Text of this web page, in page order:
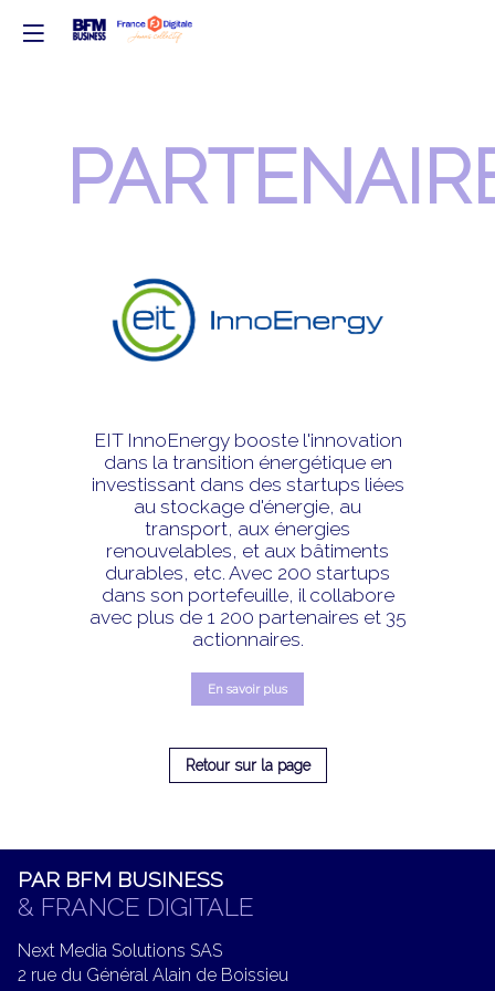
EIT InnoEnergy booste l'innovation
dans la transition énergétique en
investissant dans des startups liées
au stockage d'énergie, au
transport, aux énergies
renouvelables, et aux bâtiments
durables, etc. Avec 200 startups
dans son portefeuille, il collabore
avec plus de 1 200 partenaires et 35
actionnaires.
En savoir plus
Retour sur la page
PAR BFM BUSINESS
& FRANCE DIGITALE
Next Media Solutions SAS
2 rue du Général Alain de Boissieu